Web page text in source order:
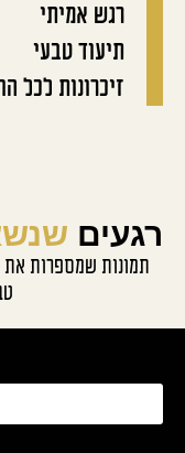
רגש אמיתי
תיעוד טבעי
זיכרונות לכל החיים
שמספרות את
טבעית,